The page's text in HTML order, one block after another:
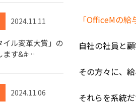
「OfficeMの給
自社の社員と
その方々に、
それらを系統
2024.11.11
イル変革大賞」の
ます&#…
2024.11.06